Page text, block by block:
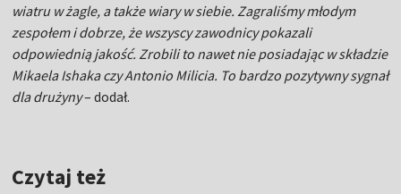
wiatru w żagle, a także wiary w siebie. Zagraliśmy młodym
zespołem i dobrze, że wszyscy zawodnicy pokazali
odpowiednią jakość. Zrobili to nawet nie posiadając w składzie
Mikaela Ishaka czy Antonio Milicia. To bardzo pozytywny sygnał
dla drużyny– dodał.
Czytaj też